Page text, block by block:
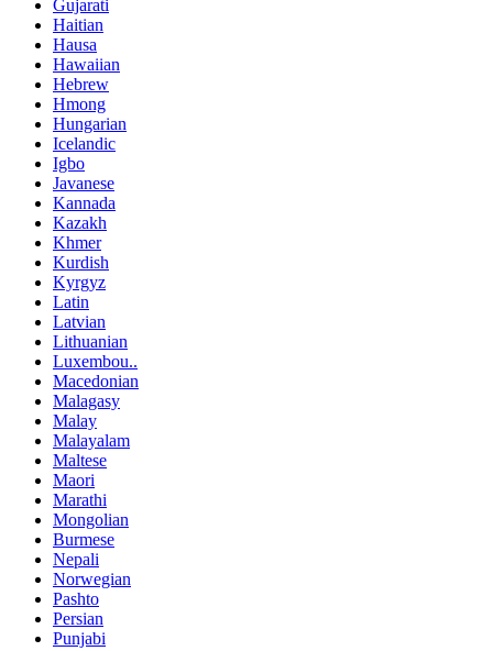
Gujarati
Haitian
Hausa
Hawaiian
Hebrew
Hmong
Hungarian
Icelandic
Igbo
Javanese
Kannada
Kazakh
Khmer
Kurdish
Kyrgyz
Latin
Latvian
Lithuanian
Luxembou..
Macedonian
Malagasy
Malay
Malayalam
Maltese
Maori
Marathi
Mongolian
Burmese
Nepali
Norwegian
Pashto
Persian
Punjabi